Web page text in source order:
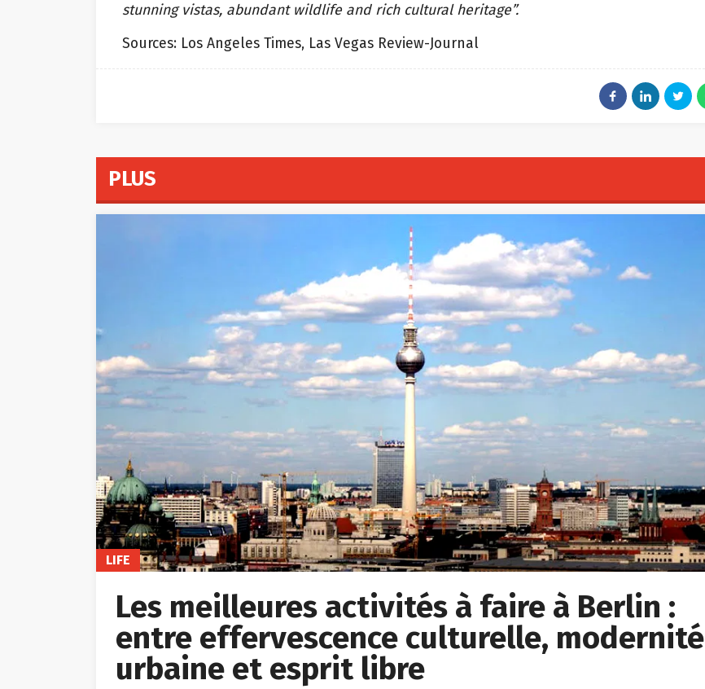
stunning vistas, abundant wildlife and rich cultural heritage”.
Sources: Los Angeles Times, Las Vegas Review-Journal
PLUS
LIFE
Les meilleures activités à faire à Berlin :
entre effervescence culturelle, modernité
urbaine et esprit libre